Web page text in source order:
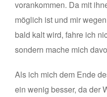
vorankommen. Da mit
möglich ist und mir
bald kalt wird, fahre ich
sondern mache mich
Als ich mich dem Ende
ein wenig besser, da der